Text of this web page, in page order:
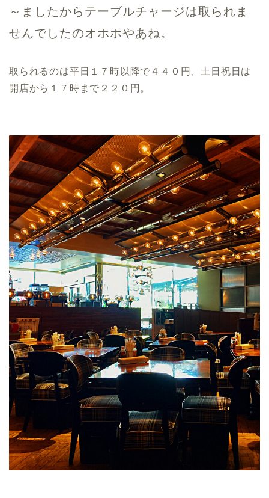
～ましたからテーブルチャージは取られま
せんでしたのオホホやあね。
取られるのは平日１７時以降で４４０円、土日祝日は
開店から１７時まで２２０円。